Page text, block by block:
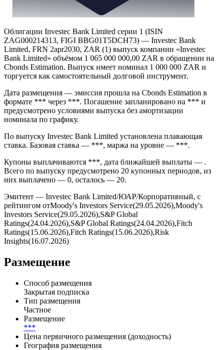
Облигации Investec Bank Limited серии 1 (ISIN
ZAG000214313, FIGI BBG01T5DCH73) — Investec Bank
Limited, FRN 2apr2030, ZAR (1) выпуск компании «Investec
Bank Limited» объёмом 1 065 000 000,00 ZAR в обращении на
Cbonds Estimation. Выпуск имеет номинал 1 000 000 ZAR и
торгуется как самостоятельный долговой инструмент.
Дата размещения — эмиссия прошла на Cbonds Estimation в
формате *** через ***. Погашение запланировано на *** и
предусмотрено условиями выпуска без амортизации
номинала по графику.
По выпуску Investec Bank Limited установлена плавающая
ставка. Базовая ставка — ***, маржа на уровне — ***.
Купоны выплачиваются ***, дата ближайшей выплаты — .
Всего по выпуску предусмотрено 20 купонных периодов, из
них выплачено — 0, осталось — 20.
Эмитент — Investec Bank Limited/ЮАР/Корпоративный, с
рейтингом отMoody's Investors Service(29.05.2026),Moody's
Investors Service(29.05.2026),S&P Global
Ratings(24.04.2026),S&P Global Ratings(24.04.2026),Fitch
Ratings(15.06.2026),Fitch Ratings(15.06.2026),Risk
Insights(16.07.2026)
Размещение
Способ размещения
Закрытая подписка
Тип размещения
Частное
Размещение
***
Цена первичного размещения (доходность)
География размещения